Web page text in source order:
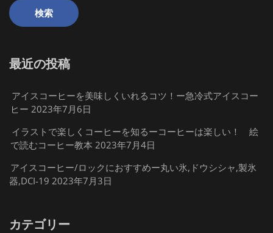
最近の投稿
アイスコーヒーを美味しくいれるコツ！ー急冷式アイスコー
ヒー 2023年7月6日
イラストで楽しくコーヒーを知るーコーヒーは楽しい！ 絵
で読むコーヒー教本 2023年7月4日
アイスコーヒー/ロックにおすすめー丸い氷,ドウシシャ,製氷
器,DCI-19 2023年7月3日
カテゴリー